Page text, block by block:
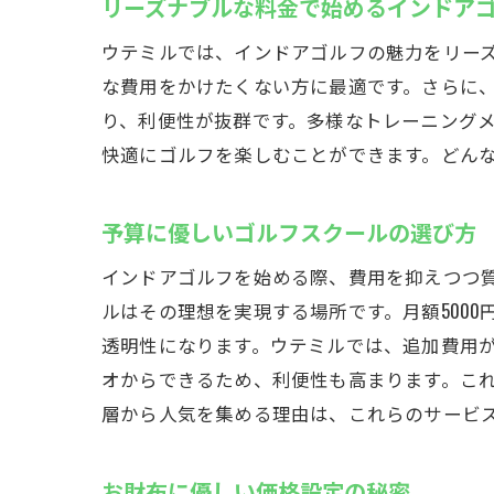
リーズナブルな料金で始めるインドア
ウテミルでは、インドアゴルフの魅力をリ
な費用をかけたくない方に最適です。さら
り、利便性が抜群です。多様なトレーニン
快適にゴルフを楽しむことができます。どん
予算に優しいゴルフスクールの選び方
インドアゴルフを始める際、費用を抑えつ
ルはその理想を実現する場所です。月額
透明性になります。ウテミルでは、追加費用
オからできるため、利便性も高まります。こ
層から人気を集める理由は、これらのサービ